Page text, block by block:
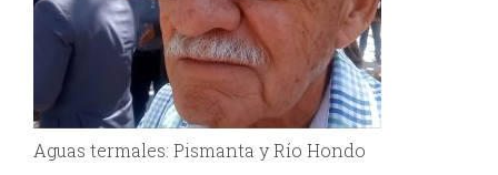
Aguas termales: Pismanta y Río Hondo